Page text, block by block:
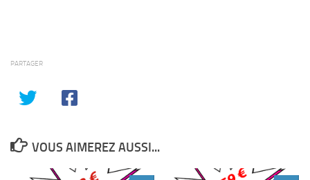
PARTAGER
VOUS AIMEREZ AUSSI...